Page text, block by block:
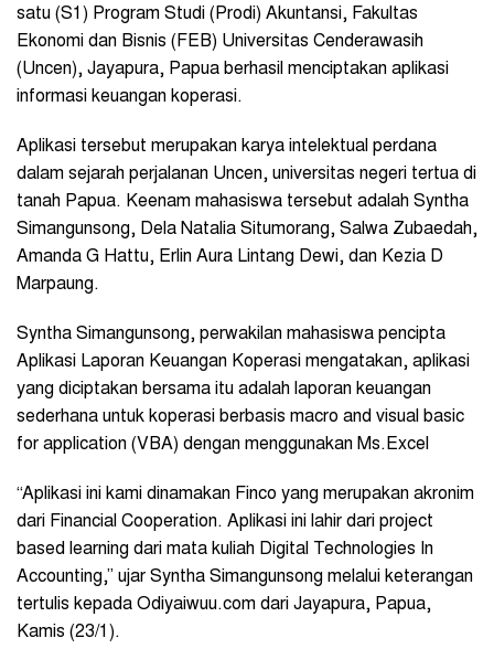
satu (S1) Program Studi (Prodi) Akuntansi, Fakultas
Ekonomi dan Bisnis (FEB) Universitas Cenderawasih
(Uncen), Jayapura, Papua berhasil menciptakan aplikasi
informasi keuangan koperasi.
Aplikasi tersebut merupakan karya intelektual perdana
dalam sejarah perjalanan Uncen, universitas negeri tertua di
tanah Papua. Keenam mahasiswa tersebut adalah Syntha
Simangunsong, Dela Natalia Situmorang, Salwa Zubaedah,
Amanda G Hattu, Erlin Aura Lintang Dewi, dan Kezia D
Marpaung.
Syntha Simangunsong, perwakilan mahasiswa pencipta
Aplikasi Laporan Keuangan Koperasi mengatakan, aplikasi
yang diciptakan bersama itu adalah laporan keuangan
sederhana untuk koperasi berbasis macro and visual basic
for application (VBA) dengan menggunakan Ms.Excel
“Aplikasi ini kami dinamakan Finco yang merupakan akronim
dari Financial Cooperation. Aplikasi ini lahir dari project
based learning dari mata kuliah Digital Technologies In
Accounting,” ujar Syntha Simangunsong melalui keterangan
tertulis kepada Odiyaiwuu.com dari Jayapura, Papua,
Kamis (23/1).